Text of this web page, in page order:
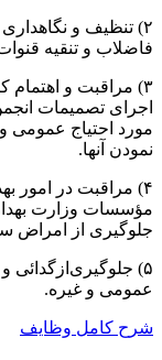
۲) تنظیف و
فاضلاب ‌و تنقیه
۳) مراقبت و
اجرای تصمیمات
مورد احتیاج
نمودن آنها.
۴) مراقبت در امور
مؤسسات وزارت
جلوگیری از امراض
۵) جلوگیری‌ازگدائی‌
عمومی و غیره.
شرح کامل وظایف